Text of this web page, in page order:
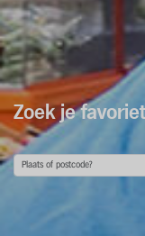
Zoek je